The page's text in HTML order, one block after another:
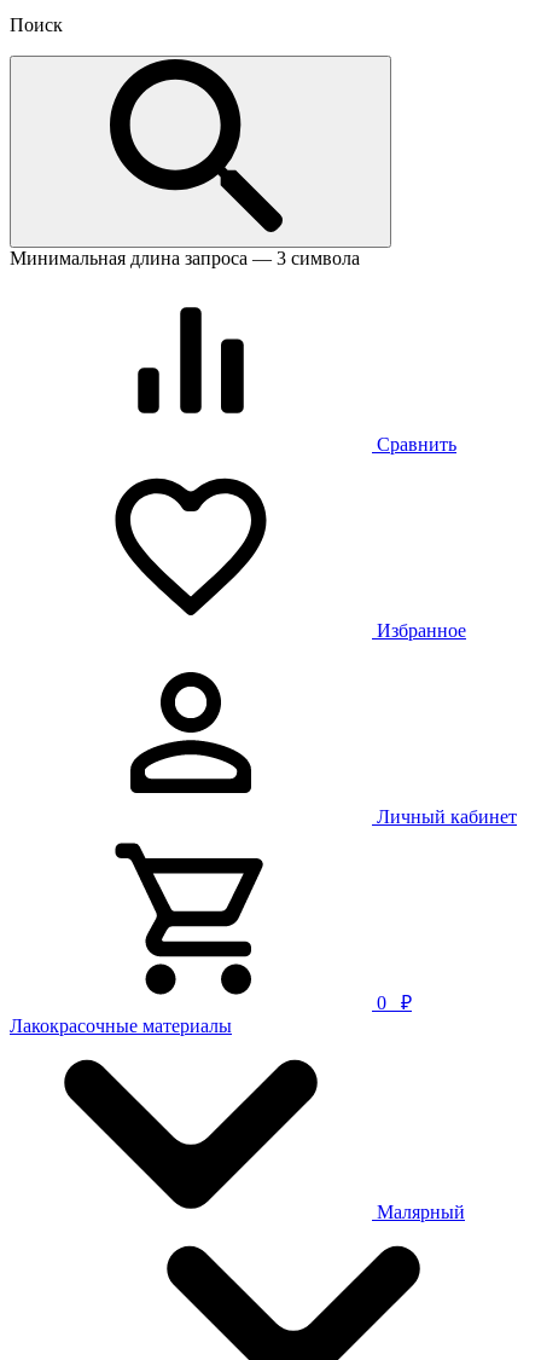
Поиск
Минимальная длина запроса — 3 символа
Сравнить
Избранное
Личный кабинет
0
₽
Лакокрасочные материалы
Малярный